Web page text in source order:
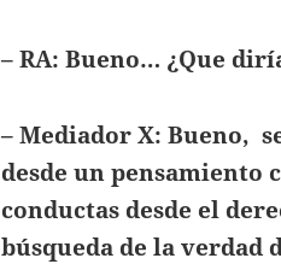
– RA: Bueno… ¿Que
– Mediador X: Bueno,
desde un
conductas desde el
búsqueda de la verdad